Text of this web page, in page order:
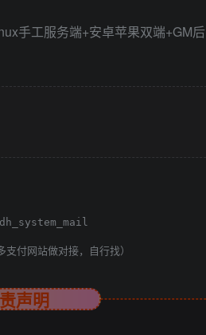
dh_system_mail
网站做对接，自行找）
声明